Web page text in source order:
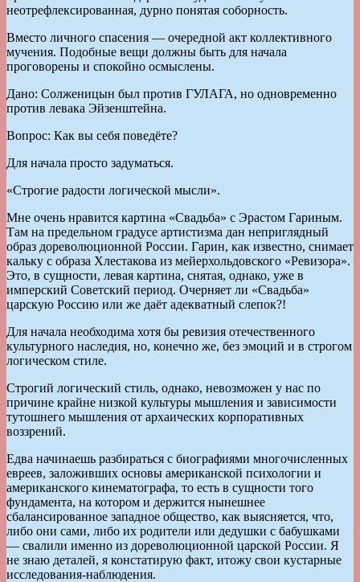
неотрефлексированная, дурно понятая соборность.
Вместо личного спасения — очередной акт коллективного
мучения. Подобные вещи должны быть для начала
проговорены и спокойно осмыслены.
Дано: Солженицын был против ГУЛАГА, но одновременно
против левака Эйзенштейна.
Вопрос: Как вы себя поведёте?
Для начала просто задуматься.
«Строгие радости логической мысли».
Мне очень нравится картина «Свадьба» с Эрастом Гариным.
Там на предельном градусе артистизма дан неприглядный
образ дореволюционной России. Гарин, как известно, снимает
кальку с образа Хлестакова из мейерхольдовского «Ревизора».
Это, в сущности, левая картина, снятая, однако, уже в
имперский Советский период. Очерняет ли «Свадьба»
царскую Россию или же даёт адекватный слепок?!
Для начала необходима хотя бы ревизия отечественного
культурного наследия, но, конечно же, без эмоций и в строгом
логическом стиле.
Строгий логический стиль, однако, невозможен у нас по
причине крайне низкой культуры мышления и зависимости
тутошнего мышления от архаических корпоративных
воззрений.
Едва начинаешь разбираться с биографиями многочисленных
евреев, заложивших основы американской психологии и
американского кинематографа, то есть в сущности того
фундамента, на котором и держится нынешнее
сбалансированное западное общество, как выясняется, что,
либо они сами, либо их родители или дедушки с бабушками
— свалили именно из дореволюционной царской России. Я
не знаю деталей, я констатирую факт, итожу свои кустарные
исследования-наблюдения.